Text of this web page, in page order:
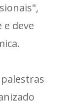
e deve